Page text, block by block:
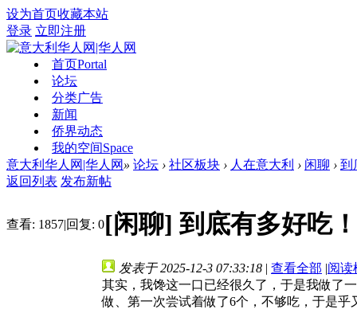
设为首页收藏本站
登录 立即注册
首页Portal
论坛
分类广告
新闻
侨界动态
我的空间Space
意大利华人网|华人网 » 论坛 › 社区板块 › 人在意大利 › 闲聊 › 到
返回列表 发布新帖
查看: 1857|回复: 0[闲聊] 到底有多好吃
发表于 2025-12-3 07:33:18 | 查看全部 |阅读
其实，我馋这一口已经很久了，于是我做了
做、第一次尝试着做了6个，不够吃，于是乎